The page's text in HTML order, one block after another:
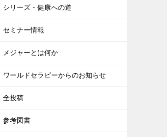
シリーズ・健康への道
セミナー情報
メジャーとは何か
ワールドセラピーからのお知らせ
全投稿
参考図書